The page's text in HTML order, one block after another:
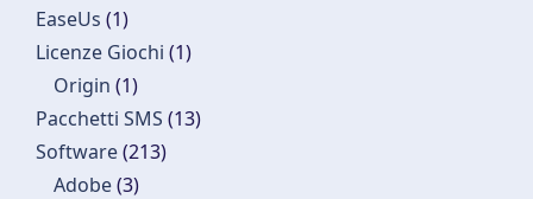
EaseUs (1)
Licenze Giochi (1)
Origin (1)
Pacchetti SMS (13)
Software(213)
Adobe(3)